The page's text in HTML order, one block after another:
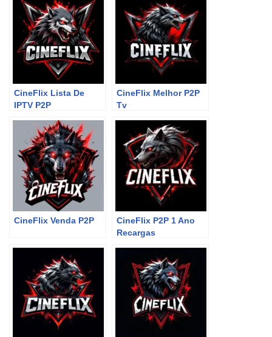
CineFlix Lista De
IPTV P2P
CineFlix Melhor P2P
Tv
CineFlix Venda P2P
CineFlix P2P 1 Ano
Recargas